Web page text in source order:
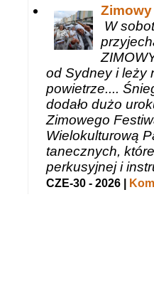
W
od Sydney i leży
powietrze....
dodało dużo
Zimowego
Wielokulturową
tanecznych,
perkusyjnej i
CZE-30 - 2026 |